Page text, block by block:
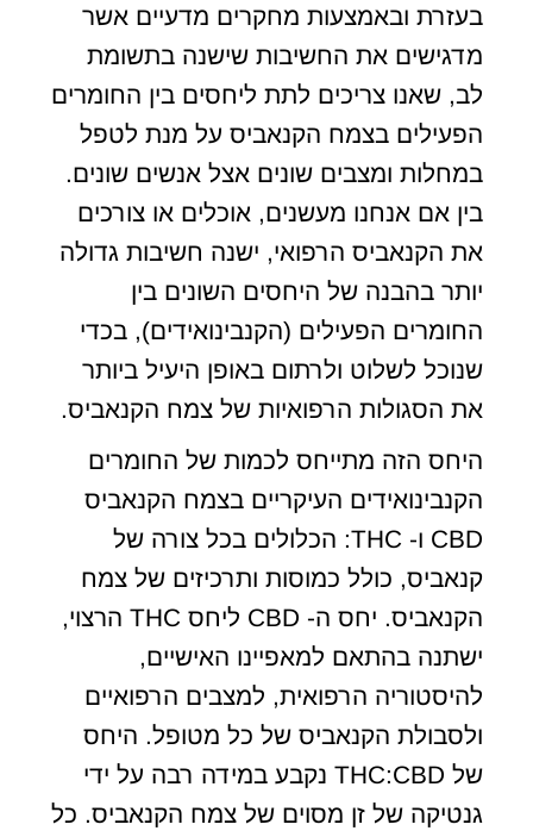
בעזרת ובאמצעות מחקרים מדעיים אשר
מדגישים את החשיבות שישנה בתשומת
לב, שאנו צריכים לתת ליחסים בין החומרים
הפעילים בצמח הקנאביס על מנת לטפל
במחלות ומצבים שונים אצל אנשים שונים.
בין אם אנחנו מעשנים, אוכלים או צורכים
את הקנאביס הרפואי, ישנה חשיבות גדולה
יותר בהבנה של היחסים השונים בין
החומרים הפעילים (הקנבינואידים), בכדי
שנוכל לשלוט ולרתום באופן היעיל ביותר
את הסגולות הרפואיות של צמח הקנאביס.
היחס הזה מתייחס לכמות של החומרים
הקנבינואידים העיקריים בצמח הקנאביס
CBD ו- THC: הכלולים בכל צורה של
קנאביס, כולל כמוסות ותרכיזים של צמח
הקנאביס. יחס ה- CBD ליחס THC הרצוי,
ישתנה בהתאם למאפיינו האישיים,
להיסטוריה הרפואית, למצבים הרפואיים
ולסבולת הקנאביס של כל מטופל. היחס
של THC:CBD נקבע במידה רבה על ידי
גנטיקה של זן מסוים של צמח הקנאביס. כל